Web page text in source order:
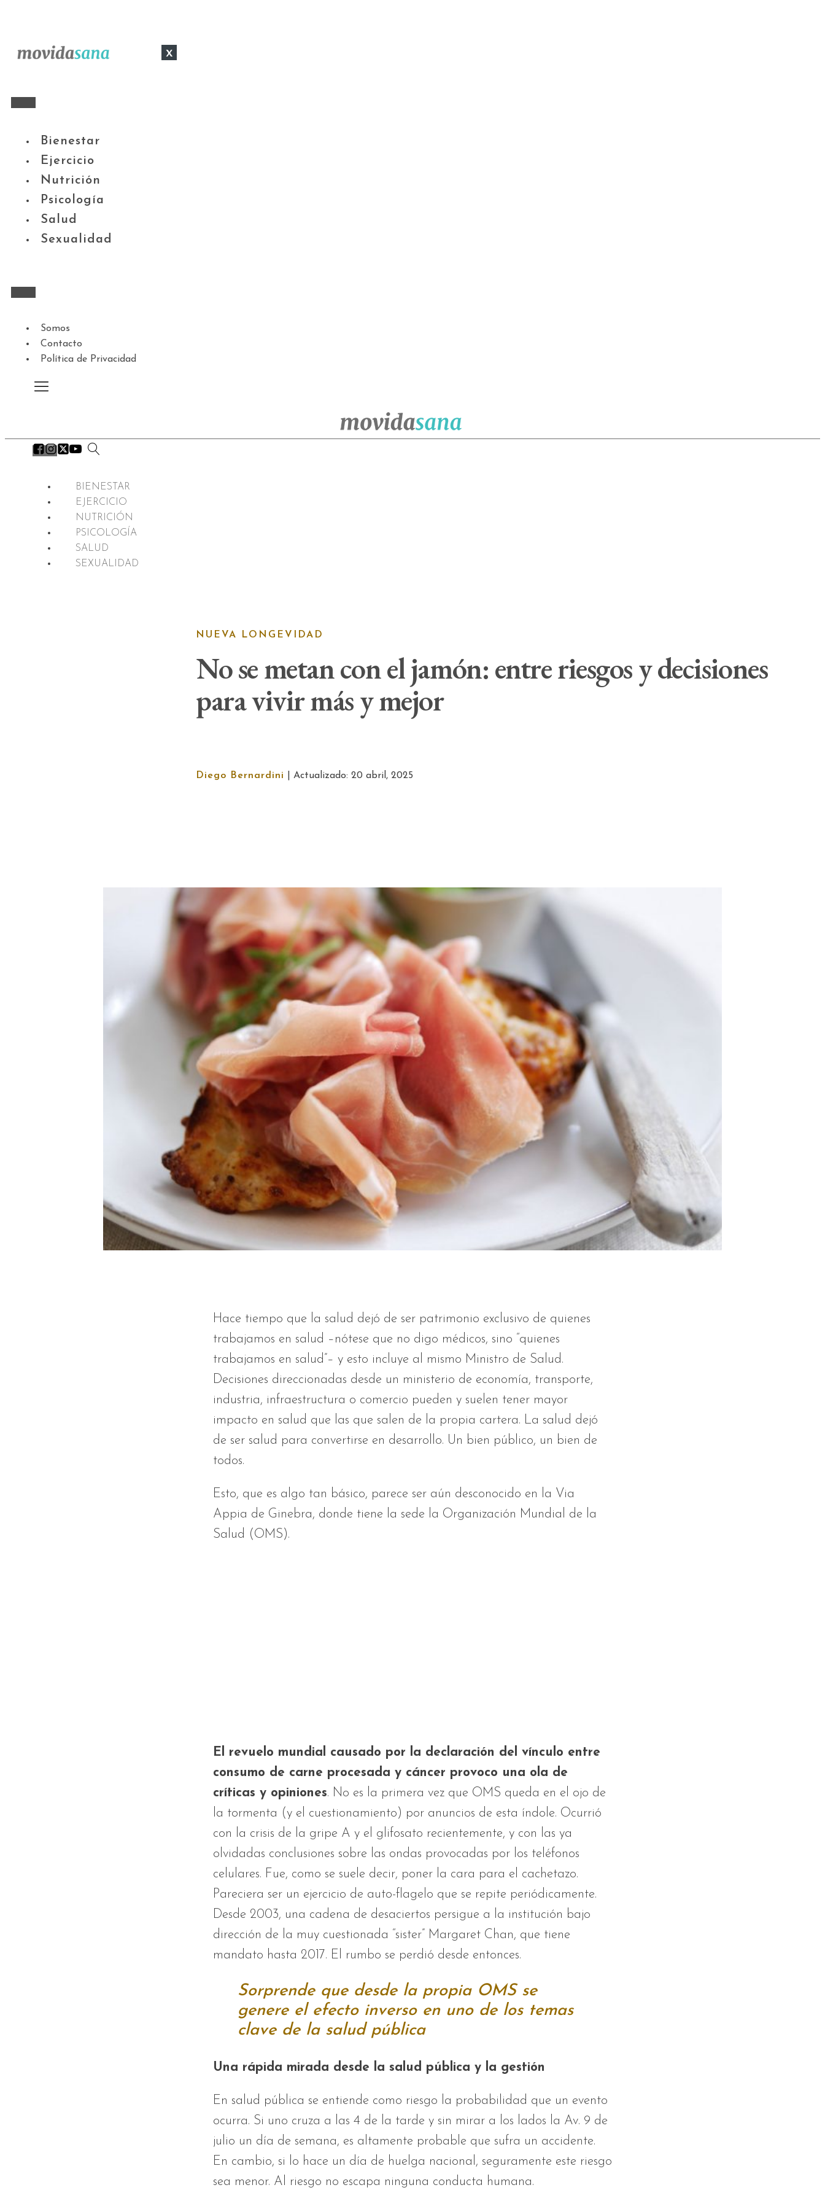
x
Bienestar
Ejercicio
Nutrición
Psicología
Salud
Sexualidad
Somos
Contacto
Política de Privacidad
BIENESTAR
EJERCICIO
NUTRICIÓN
PSICOLOGÍA
SALUD
SEXUALIDAD
NUEVA LONGEVIDAD
No se metan con el jamón: entre riesgos y decisiones
para vivir más y mejor
Diego Bernardini | Actualizado: 20 abril, 2025
Hace tiempo que la salud dejó de ser patrimonio exclusivo de quienes
trabajamos en salud –nótese que no digo médicos, sino “quienes
trabajamos en salud”– y esto incluye al mismo Ministro de Salud.
Decisiones direccionadas desde un ministerio de economía, transporte,
industria, infraestructura o comercio pueden y suelen tener mayor
impacto en salud que las que salen de la propia cartera. La salud dejó
de ser salud para convertirse en desarrollo. Un bien público, un bien de
todos.
Esto, que es algo tan básico, parece ser aún desconocido en la Via
Appia de Ginebra, donde tiene la sede la Organización Mundial de la
Salud (OMS).
El revuelo mundial causado por la declaración del vínculo entre
consumo de carne procesada y cáncer provoco una ola de
críticas y opiniones. No es la primera vez que OMS queda en el ojo de
la tormenta (y el cuestionamiento) por anuncios de esta índole. Ocurrió
con la crisis de la gripe A y el glifosato recientemente, y con las ya
olvidadas conclusiones sobre las ondas provocadas por los teléfonos
celulares. Fue, como se suele decir, poner la cara para el cachetazo.
Pareciera ser un ejercicio de auto-flagelo que se repite periódicamente.
Desde 2003, una cadena de desaciertos persigue a la institución bajo
dirección de la muy cuestionada “sister” Margaret Chan, que tiene
mandato hasta 2017. El rumbo se perdió desde entonces.
Sorprende que desde la propia OMS se
genere el efecto inverso en uno de los temas
clave de la salud pública
Una rápida mirada desde la salud pública y la gestión
En salud pública se entiende como riesgo la probabilidad que un evento
ocurra. Si uno cruza a las 4 de la tarde y sin mirar a los lados la Av. 9 de
julio un día de semana, es altamente probable que sufra un accidente.
En cambio, si lo hace un día de huelga nacional, seguramente este riesgo
sea menor. Al riesgo no escapa ninguna conducta humana.